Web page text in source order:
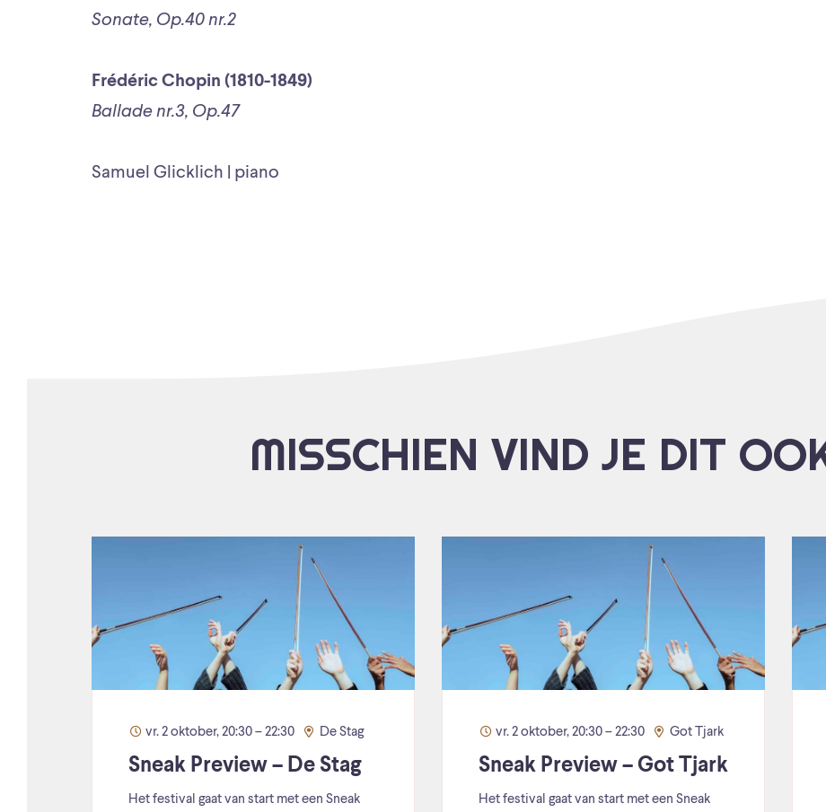
Sonate, Op.40 nr.2
Frédéric Chopin (1810-1849)
Ballade nr.3, Op.47
Samuel Glicklich | piano
MISSCHIEN VIND JE DIT
vr. 2 oktober, 20:30 – 22:30 De Stag
Sneak Preview – De Stag
Het festival gaat van start met een Sneak
vr. 2 oktober, 20:30 – 22:30 Got Tjark
Sneak Preview – Got Tjark
Het festival gaat van start met een Sneak